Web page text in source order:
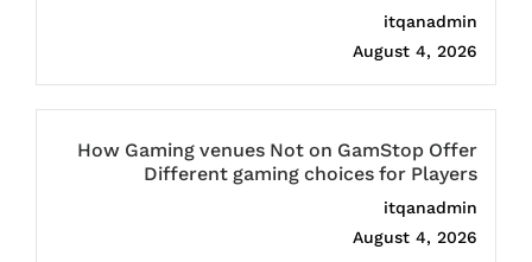
itqanadmin
August 4, 2026
How Gaming venues Not on GamStop Offer
Different gaming choices for Players
itqanadmin
August 4, 2026